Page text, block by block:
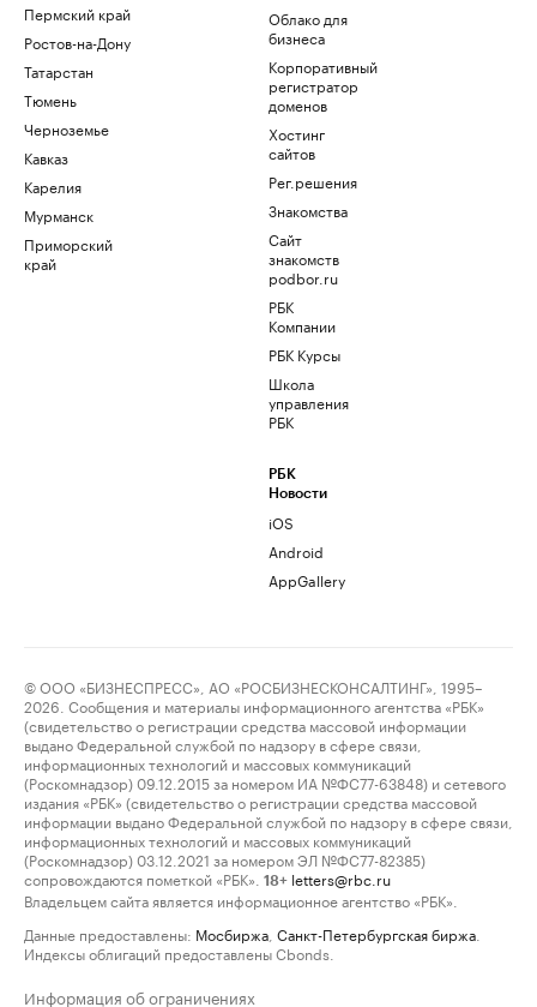
Пермский край
Ростов-на-Дону
Татарстан
Тюмень
Черноземье
Кавказ
Карелия
Мурманск
Приморский
край
Облако для
бизнеса
Корпоративный
регистратор
доменов
Хостинг
сайтов
Рег.решения
Знакомства
Сайт
знакомств
podbor.ru
РБК
Компании
РБК Курсы
Школа
управления
РБК
РБК
Новости
iOS
Android
AppGallery
© ООО «БИЗНЕСПРЕСС», АО «РОСБИЗНЕСКОНСАЛТИНГ», 1995–
2026. Сообщения и материалы информационного агентства «РБК»
(свидетельство о регистрации средства массовой информации
выдано Федеральной службой по надзору в сфере связи,
информационных технологий и массовых коммуникаций
(Роскомнадзор) 09.12.2015 за номером ИА №ФС77-63848) и сетевого
издания «РБК» (свидетельство о регистрации средства массовой
информации выдано Федеральной службой по надзору в сфере связи,
информационных технологий и массовых коммуникаций
(Роскомнадзор) 03.12.2021 за номером ЭЛ №ФС77-82385)
сопровождаются пометкой «РБК».
18+ letters@rbc.ru
Владельцем сайта является информационное агентство «РБК».
Данные предоставлены: Мосбиржа Санкт-Петербургская биржа
Индексы облигаций предоставлены Cbonds.
Информация об ограничениях